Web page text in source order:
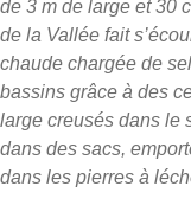
de 3 m de large et 30
de la Vallée fait
chaude chargée de
bassins grâce à des
large creusés dans le
dans des sacs,
dans les pierres à